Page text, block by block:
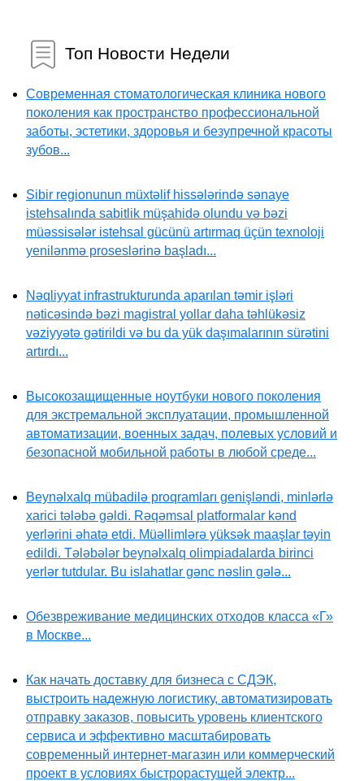
Топ Новости Недели
Современная стоматологическая клиника нового
поколения как пространство профессиональной
заботы, эстетики, здоровья и безупречной красоты
зубов...
Sibir regionunun müxtəlif hissələrində sənaye
istehsalında sabitlik müşahidə olundu və bəzi
müəssisələr istehsal gücünü artırmaq üçün texnoloji
yenilənmə proseslərinə başladı...
Nəqliyyat infrastrukturunda aparılan təmir işləri
nəticəsində bəzi magistral yollar daha təhlükəsiz
vəziyyətə gətirildi və bu da yük daşımalarının sürətini
artırdı...
Высокозащищенные ноутбуки нового поколения
для экстремальной эксплуатации, промышленной
автоматизации, военных задач, полевых условий и
безопасной мобильной работы в любой среде...
Beynəlxalq mübadilə proqramları genişləndi, minlərlə
xarici tələbə gəldi. Rəqəmsal platformalar kənd
yerlərini əhatə etdi. Müəllimlərə yüksək maaşlar təyin
edildi. Tələbələr beynəlxalq olimpiadalarda birinci
yerlər tutdular. Bu islahatlar gənc nəslin gələ...
Обезвреживание медицинских отходов класса «Г»
в Москве...
Как начать доставку для бизнеса с СДЭК,
выстроить надежную логистику, автоматизировать
отправку заказов, повысить уровень клиентского
сервиса и эффективно масштабировать
современный интернет-магазин или коммерческий
проект в условиях быстрорастущей электр...